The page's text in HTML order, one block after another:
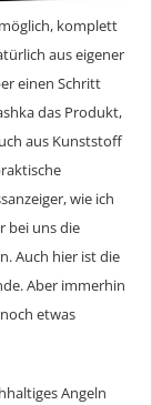
komplett
aus eigener
einen Schritt
das Produkt,
aus Kunststoff
wie ich
bei uns die
Auch hier ist die
Aber immerhin
etwas
Angeln